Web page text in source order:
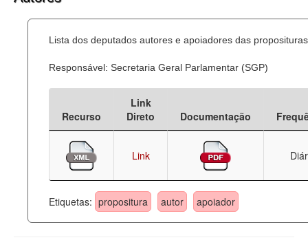
Processo Legislativo
Deputados Estaduais
Administração
Legislação
Perguntas frequentes
Lista dos deputados autores e apoiadores das
Responsável: Secretaria Geral Parlamentar (SGP)
Recurso
Link
Direto
Documentação
Link
Etiquetas: propositura autor apoiador